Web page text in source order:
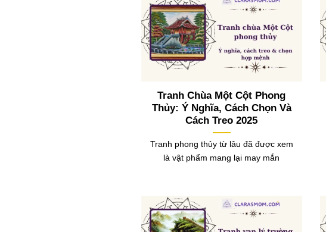
Tranh Chùa Một Cột Phong
Thủy: Ý Nghĩa, Cách Chọn Và
Cách Treo 2025
Tranh phong thủy từ lâu đã được xem
là vật phẩm mang lại may mắn